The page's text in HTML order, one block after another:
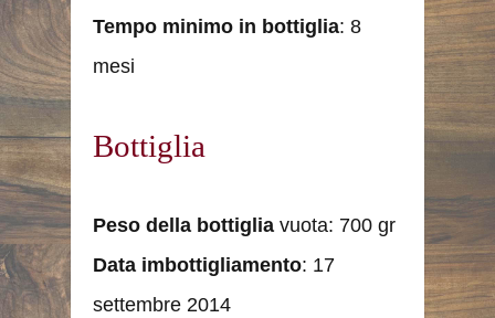
Tempo minimo in bottiglia: 8
mesi
Bottiglia
Peso della bottiglia vuota: 700 gr
Data imbottigliamento: 17
settembre 2014